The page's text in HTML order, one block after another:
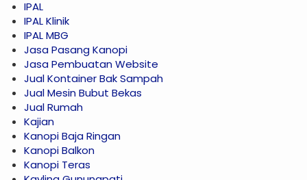
IPAL
IPAL Klinik
IPAL MBG
Jasa Pasang Kanopi
Jasa Pembuatan Website
Jual Kontainer Bak Sampah
Jual Mesin Bubut Bekas
Jual Rumah
Kajian
Kanopi Baja Ringan
Kanopi Balkon
Kanopi Teras